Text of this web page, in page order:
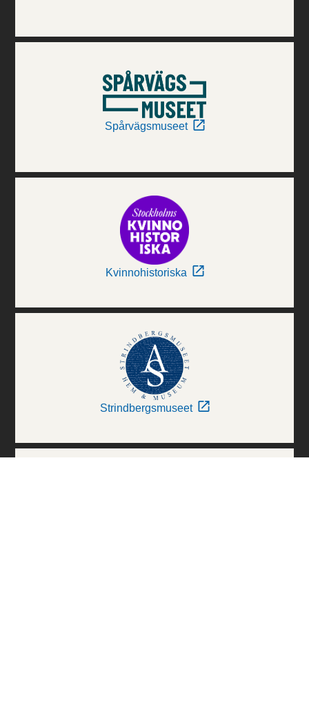
Spårvägsmuseet
Kvinnohistoriska
Strindbergsmuseet